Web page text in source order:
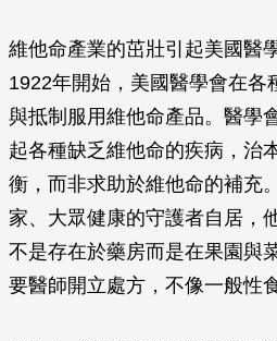
維他命產業的茁壯引起美國醫
1922年開始，美國醫學會在各
與抵制服用維他命產品。醫學
起各種缺乏維他命的疾病，治
衡，而非求助於維他命的補充
家、大眾健康的守護者自居，
不是存在於藥房而是在果園與
要醫師開立處方，不像一般性